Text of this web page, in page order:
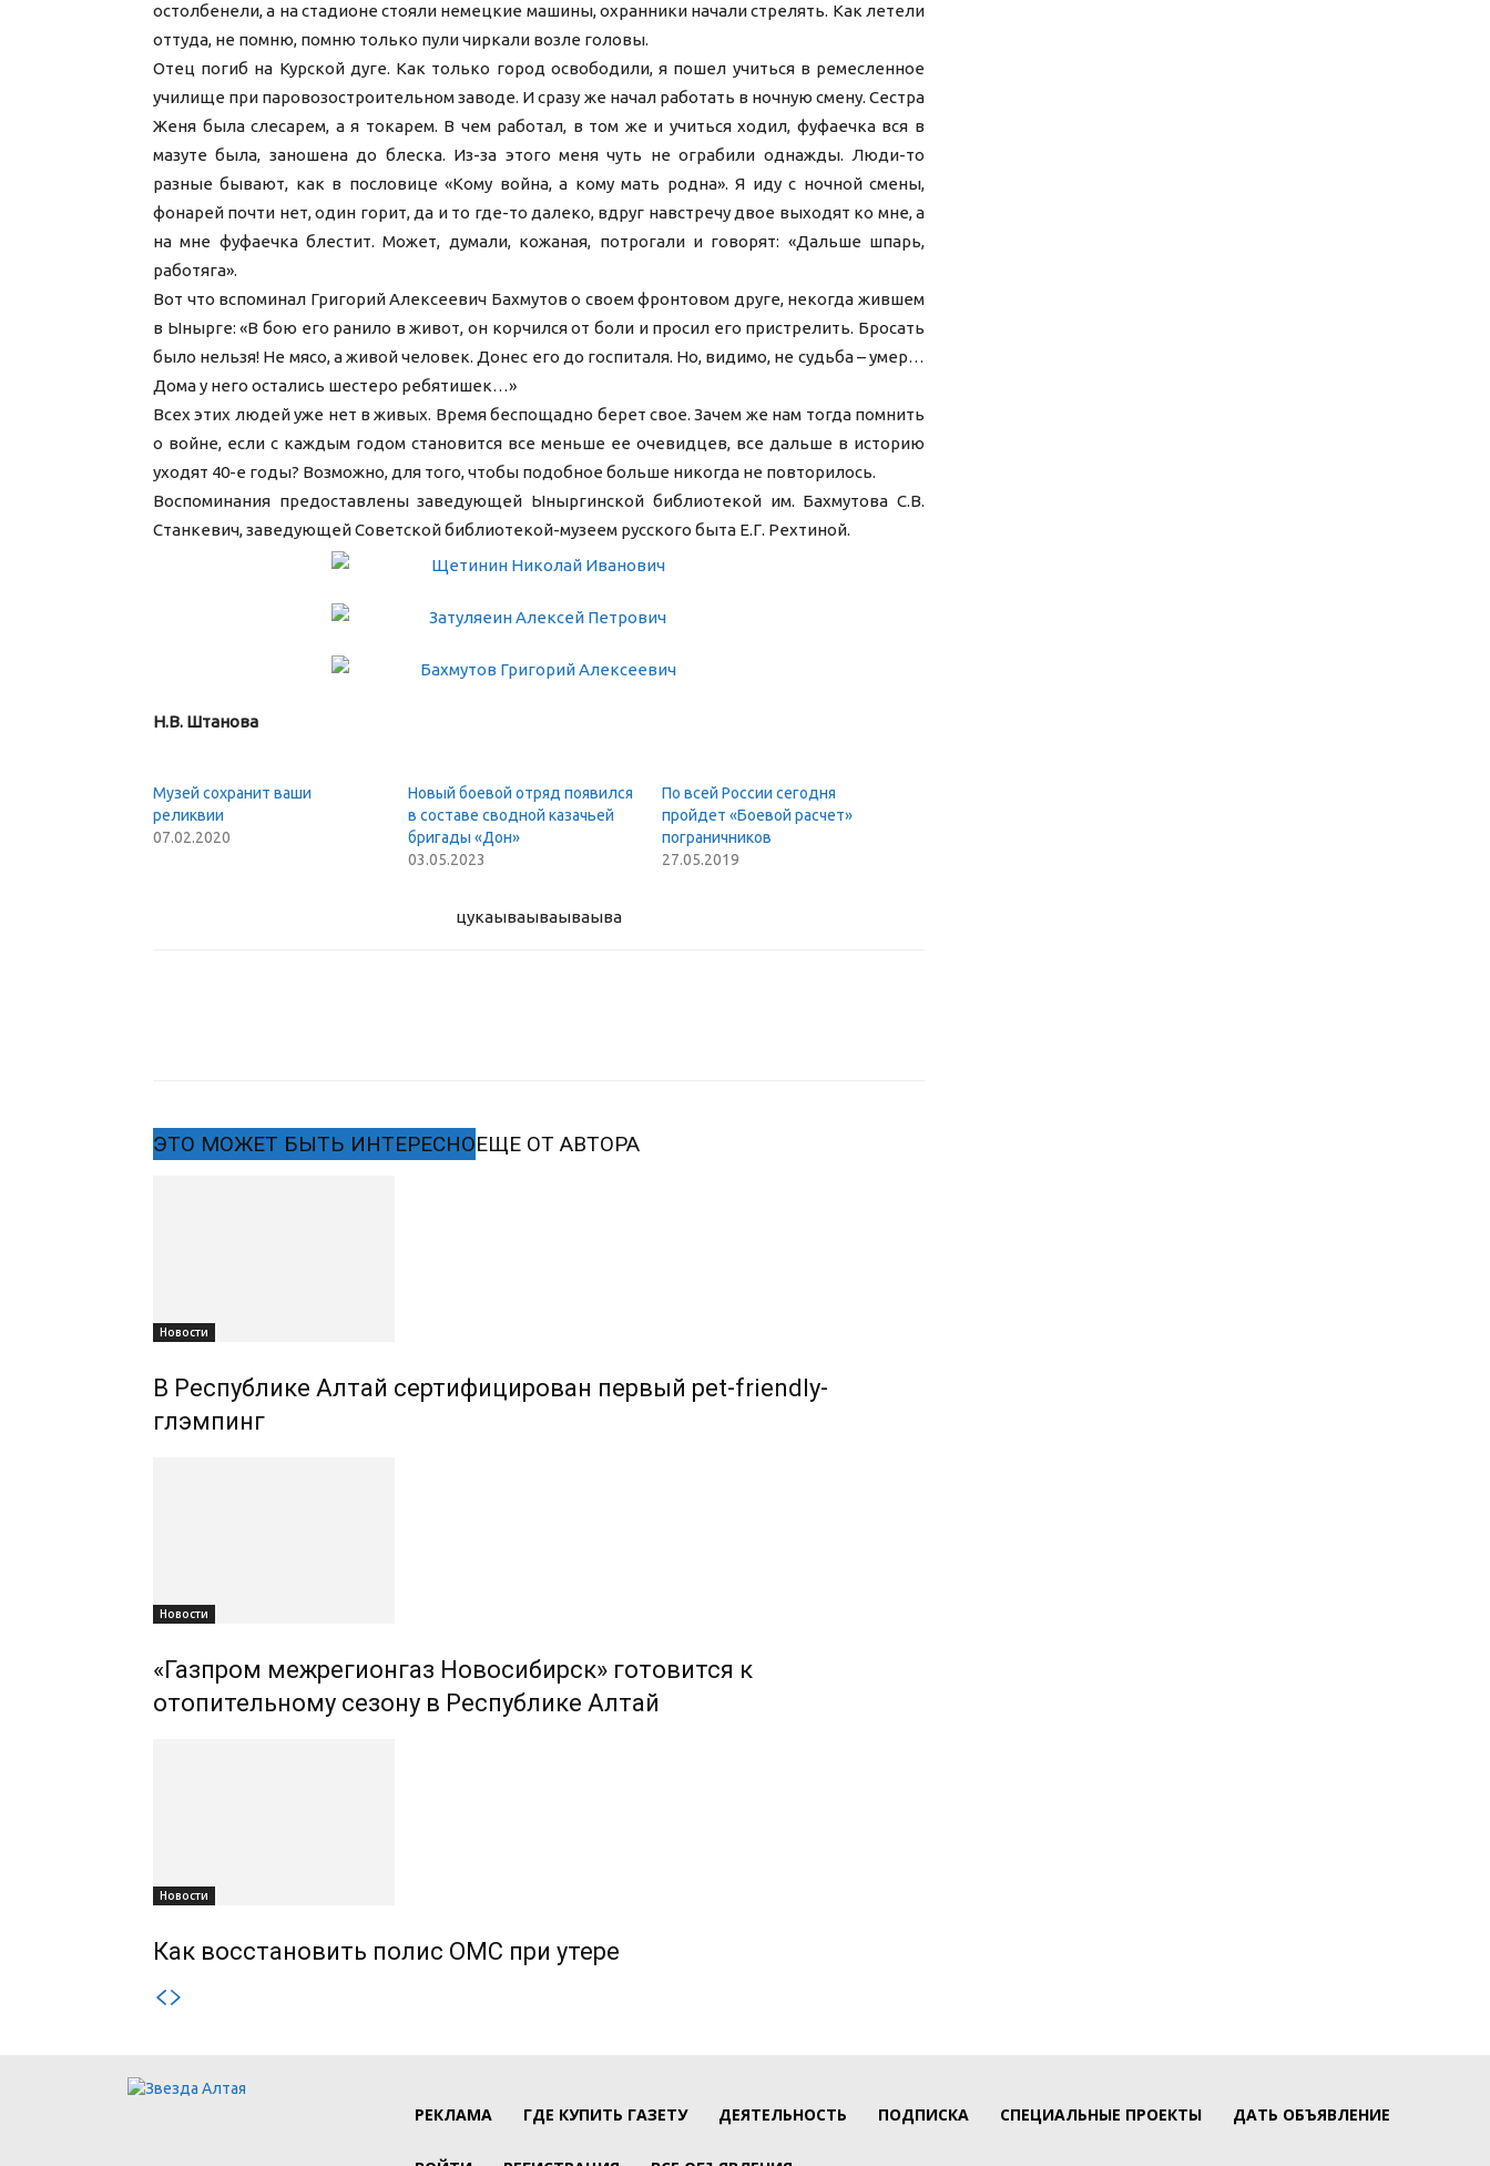
остолбенели, а на стадионе стояли немецкие машины, охранники начали стрелять. Как летели
оттуда, не помню, помню только пули чиркали возле головы.
Отец погиб на Курской дуге. Как только город освободили, я пошел учиться в ремесленное
училище при паровозостроительном заводе. И сразу же начал работать в ночную смену. Сестра
Женя была слесарем, а я токарем. В чем работал, в том же и учиться ходил, фуфаечка вся в
мазуте была, заношена до блеска. Из-за этого меня чуть не ограбили однажды. Люди-то
разные бывают, как в пословице «Кому война, а кому мать родна». Я иду с ночной смены,
фонарей почти нет, один горит, да и то где-то далеко, вдруг навстречу двое выходят ко мне, а
на мне фуфаечка блестит. Может, думали, кожаная, потрогали и говорят: «Дальше шпарь,
работяга».
Вот что вспоминал Григорий Алексеевич Бахмутов о своем фронтовом друге, некогда жившем
в Ынырге: «В бою его ранило в живот, он корчился от боли и просил его пристрелить. Бросать
было нельзя! Не мясо, а живой человек. Донес его до госпиталя. Но, видимо, не судьба – умер…
Дома у него остались шестеро ребятишек…»
Всех этих людей уже нет в живых. Время беспощадно берет свое. Зачем же нам тогда помнить
о войне, если с каждым годом становится все меньше ее очевидцев, все дальше в историю
уходят 40-е годы? Возможно, для того, чтобы подобное больше никогда не повторилось.
Воспоминания предоставлены заведующей Ыныргинской библиотекой им. Бахмутова С.В.
Станкевич, заведующей Советской библиотекой-музеем русского быта Е.Г. Рехтиной.
Н.В. Штанова
Музей сохранит ваши
реликвии
07.02.2020
Новый боевой отряд появился
в составе сводной казачьей
бригады «Дон»
03.05.2023
По всей России сегодня
пройдет «Боевой расчет»
пограничников
27.05.2019
цукаываываываыва
ЭТО МОЖЕТ БЫТЬ ИНТЕРЕСНОЕЩЕ ОТ АВТОРА
Новости
В Республике Алтай сертифицирован первый pet-friendly-
глэмпинг
Новости
«Газпром межрегионгаз Новосибирск» готовится к
отопительному сезону в Республике Алтай
Новости
Как восстановить полис ОМС при утере
РЕКЛАМА ГДЕ КУПИТЬ ГАЗЕТУ ДЕЯТЕЛЬНОСТЬ ПОДПИСКА СПЕЦИАЛЬНЫЕ ПРОЕКТЫ ДАТЬ ОБЪЯВЛЕНИЕ